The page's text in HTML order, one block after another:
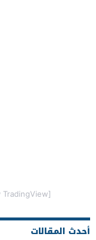
[powered by TradingView]
أحدث المقالات